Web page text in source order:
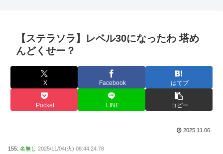
【ステラソラ】レベル30になったわ 塔め
んどくせー？
X Facebook はてブ
Pocket LINE コピー
2025.11.06
155: 名無し 2025/11/04(火) 08:44:24.78